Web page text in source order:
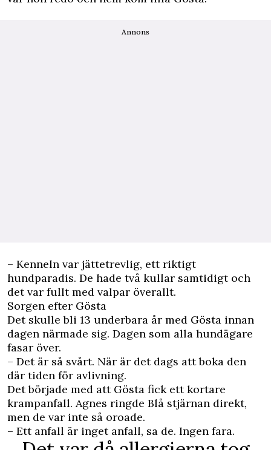
Annons
– Kenneln var jättetrevlig, ett riktigt
hundparadis. De hade två kullar samtidigt och
det var fullt med valpar överallt.
Sorgen efter Gösta
Det skulle bli 13 underbara år med Gösta innan
dagen närmade sig. Dagen som alla hundägare
fasar över.
– Det är så svårt. När är det dags att boka den
där tiden för avlivning.
Det började med att Gösta fick ett kortare
krampanfall. Agnes ringde Blå stjärnan direkt,
men de var inte så oroade.
– Ett anfall är inget anfall, sa de. Ingen fara.